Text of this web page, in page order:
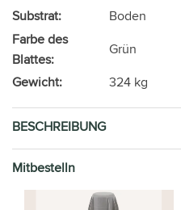
Substrat:
Boden
Farbe des
Blattes:
Grün
Gewicht:
324 kg
BESCHREIBUNG
Mitbestelln